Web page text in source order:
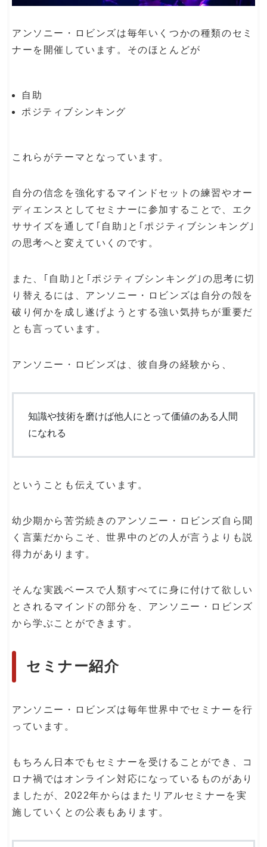
アンソニー・ロビンズは毎年いくつかの種類のセミ
ナーを開催しています。そのほとんどが
自助
ポジティブシンキング
これらがテーマとなっています。
自分の信念を強化するマインドセットの練習やオー
ディエンスとしてセミナーに参加することで、エク
ササイズを通して｢自助｣と｢ポジティブシンキング｣
の思考へと変えていくのです。
また、｢自助｣と｢ポジティブシンキング｣の思考に切
り替えるには、アンソニー・ロビンズは自分の殻を
破り何かを成し遂げようとする強い気持ちが重要だ
とも言っています。
アンソニー・ロビンズは、彼自身の経験から、
知識や技術を磨けば他人にとって価値のある人間
になれる
ということも伝えています。
幼少期から苦労続きのアンソニー・ロビンズ自ら聞
く言葉だからこそ、世界中のどの人が言うよりも説
得力があります。
そんな実践ベースで人類すべてに身に付けて欲しい
とされるマインドの部分を、アンソニー・ロビンズ
から学ぶことができます。
セミナー紹介
アンソニー・ロビンズは毎年世界中でセミナーを行
っています。
もちろん日本でもセミナーを受けることができ、コ
ロナ禍ではオンライン対応になっているものがあり
ましたが、2022年からはまたリアルセミナーを実
施していくとの公表もあります。